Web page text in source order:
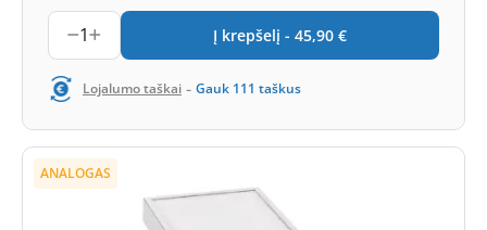
1 Į krepšelį - 45,90 €
Lojalumo taškai - Gauk 111 taškus
ANALOGAS